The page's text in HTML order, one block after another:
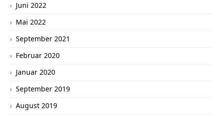
Juni 2022
Mai 2022
September 2021
Februar 2020
Januar 2020
September 2019
August 2019